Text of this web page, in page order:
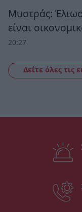
Μυστράς:
είναι
20:27
Δείτε όλες τις